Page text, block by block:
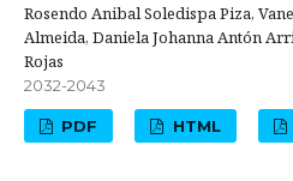
Rosendo Anibal Soledispa Piza,
Almeida, Daniela Johanna Antón
Rojas
2032-2043
PDF HTML